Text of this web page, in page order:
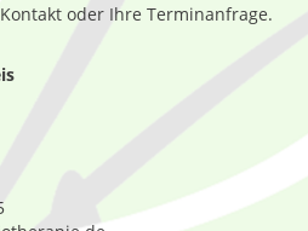
oder Ihre Terminanfrage.